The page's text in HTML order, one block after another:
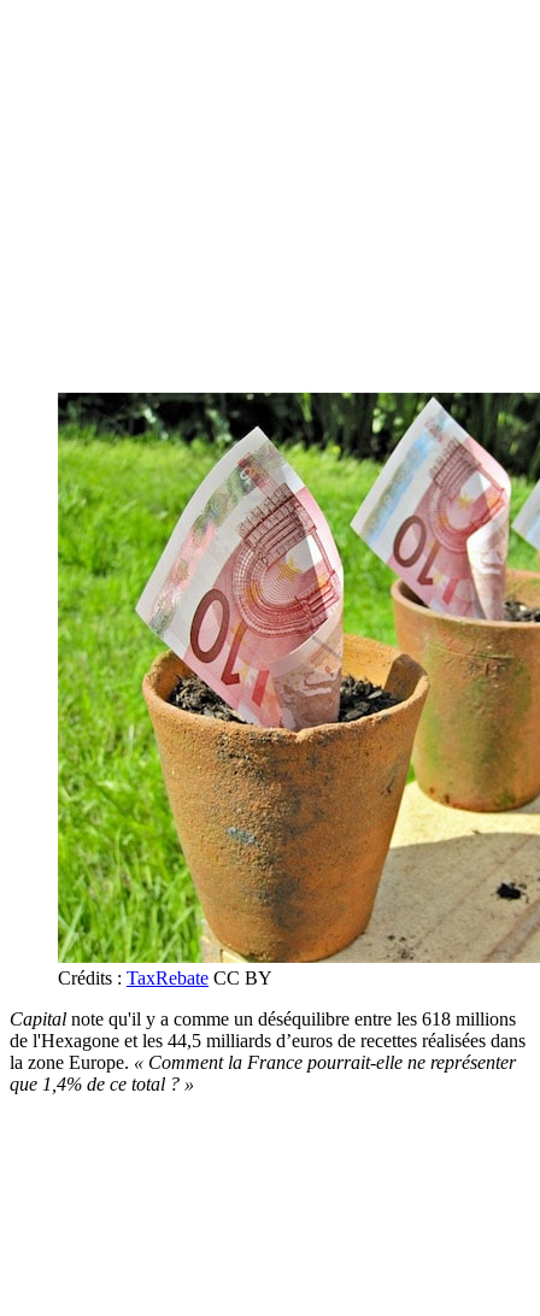
Crédits : TaxRebate CC BY
Capital note qu'il y a comme un déséquilibre entre les 618 millions
de l'Hexagone et les 44,5 milliards d’euros de recettes réalisées dans
la zone Europe. « Comment la France pourrait-elle ne représenter
que 1,4% de ce total ? »